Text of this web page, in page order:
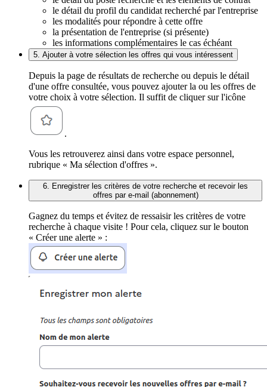
le détail du profil du candidat recherché par l'entreprise
les modalités pour répondre à cette offre
la présentation de l'entreprise (si présente)
les informations complémentaires le cas échéant
5. Ajouter à votre sélection les offres qui vous intéressent
Depuis la page de résultats de recherche ou depuis le détail
d'une offre consultée, vous pouvez ajouter la ou les offres de
votre choix à votre sélection. Il suffit de cliquer sur l'icône
.
Vous les retrouverez ainsi dans votre espace personnel,
rubrique « Ma sélection d'offres ».
6. Enregistrer les critères de votre recherche et recevoir les
offres par e-mail (abonnement)
Gagnez du temps et évitez de ressaisir les critères de votre
recherche à chaque visite ! Pour cela, cliquez sur le bouton
« Créer une alerte » :